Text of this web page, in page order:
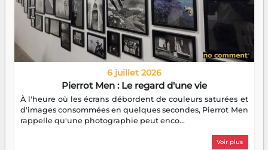
6 juillet 2026
Pierrot Men : Le regard d'une vie
À l'heure où les écrans débordent de couleurs saturées et
d'images consommées en quelques secondes, Pierrot Men
rappelle qu'une photographie peut enco...
Voir plus